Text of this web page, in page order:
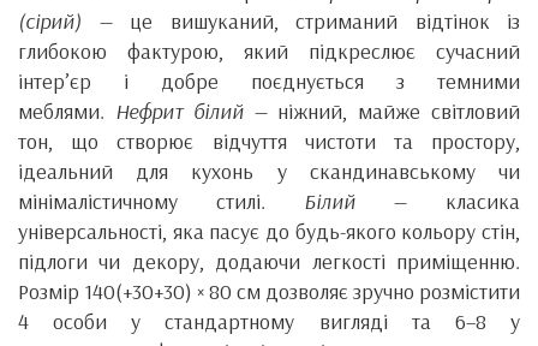
(сірий) — це вишуканий, стриманий відтінок із
глибокою фактурою, який підкреслює сучасний
інтер’єр і добре поєднується з темними
меблями. Нефрит білий— ніжний, майже світловий
тон, що створює відчуття чистоти та простору,
ідеальний для кухонь у скандинавському чи
мінімалістичному стилі. Білий — класика
універсальності, яка пасує до будь-якого кольору стін,
підлоги чи декору, додаючи легкості приміщенню.
Розмір 140(+30+30) × 80 см дозволяє зручно розмістити
4 особи у стандартному вигляді та 6–8 у